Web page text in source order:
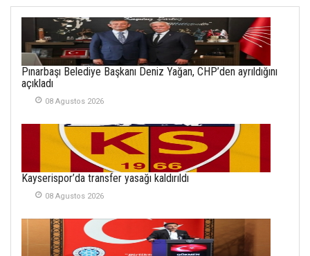
SOFRADA AYRIMCILIK
VAR
26 Subat 2026
METİN ERTEM
YENİ HİCRİ YIL VE
SEMRA ŞAHİN
KENDİNE UYANMAK
İlgi Alanlarımız ve Biz
02 Ekim 2025
Pınarbaşı Belediye Başkanı Deniz Yağan, CHP’den ayrıldığını
açıkladı
08 Agustos 2026
Kayserispor’da transfer yasağı kaldırıldı
08 Agustos 2026